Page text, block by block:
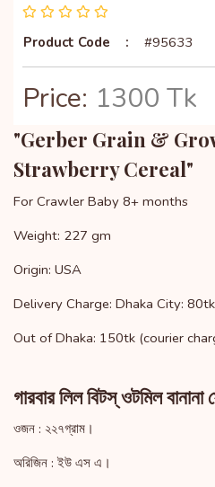
Product Code : #95633
Price: 1300 Tk
"Gerber Grain &
Strawberry Cereal"
For Crawler Baby 8+ months
Weight: 227 gm
Origin: USA
Delivery Charge: Dhaka City:
Out of Dhaka: 150tk (courier
গারবার লিল বিটস্ ওটমিল বানানা
ওজন : ২২৭গ্রাম।
অরিজিন : ইউ এস এ।